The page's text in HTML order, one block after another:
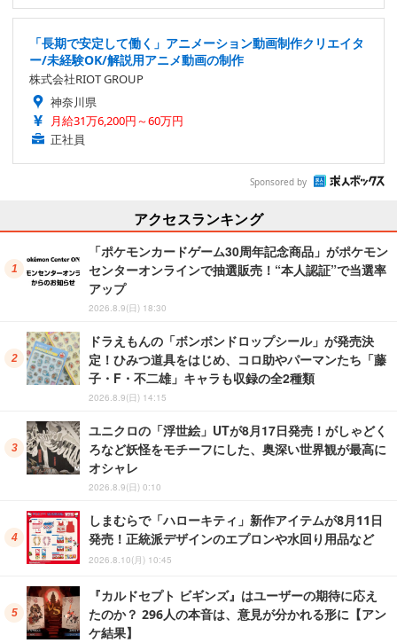
「長期で安定して働く」アニメーション動画制作クリエイタ
ー/未経験OK/解説用アニメ動画の制作
株式会社RIOT GROUP
神奈川県
月給31万6,200円～60万円
正社員
Sponsored by
アクセスランキング
「ポケモンカードゲーム30周年記念商品」がポケモン
センターオンラインで抽選販売！“本人認証”で当選率
アップ
2026.8.9(日) 18:30
ドラえもんの「ボンボンドロップシール」が発売決
定！ひみつ道具をはじめ、コロ助やパーマンたち「藤
子・F・不二雄」キャラも収録の全2種類
2026.8.9(日) 14:15
ユニクロの「浮世絵」UTが8月17日発売！がしゃどく
ろなど妖怪をモチーフにした、奥深い世界観が最高に
オシャレ
2026.8.9(日) 0:10
しまむらで「ハローキティ」新作アイテムが8月11日
発売！正統派デザインのエプロンや水回り用品など
2026.8.10(月) 10:45
『カルドセプト ビギンズ』はユーザーの期待に応え
たのか？ 296人の本音は、意見が分かれる形に【アン
ケ結果】